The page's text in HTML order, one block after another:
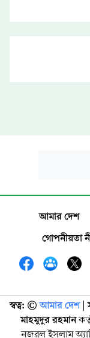
আমার দেশ
গোপনীয়তা
স্বত্ব: ©️ আমার দেশ|
মাহমুদুর রহমান
নজরুল ইসলাম